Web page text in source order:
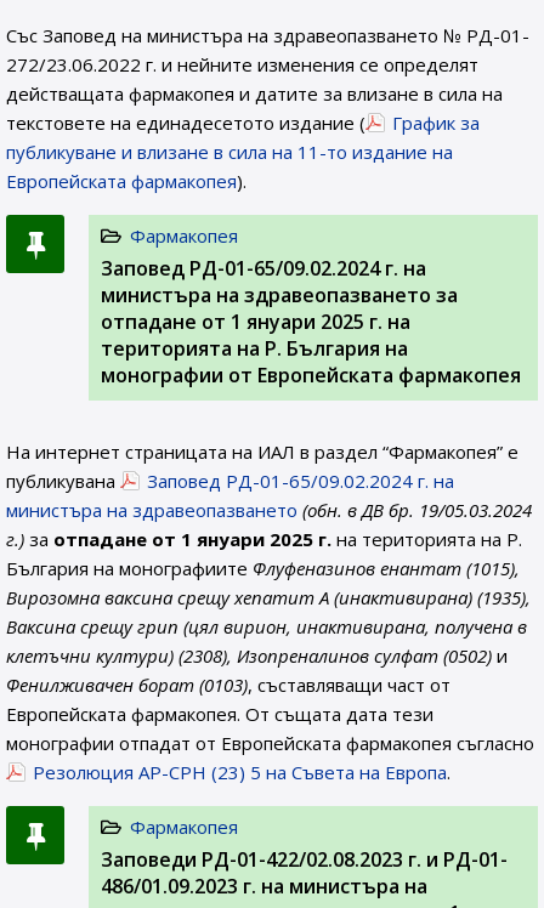
Със Заповед на министъра на здравеопазването № РД-01-
272/23.06.2022 г. и нейните изменения се определят
действащата фармакопея и датите за влизане в сила на
текстовете на единадесетото издание (
График за
публикуване и влизане в сила на 11-то издание на
Европейската фармакопея).
Фармакопея
Заповед РД-01-65/09.02.2024 г. на
министъра на здравеопазването за
отпадане от 1 януари 2025 г. на
територията на Р. България на
монографии от Европейската фармакопея
На интернет страницата на ИАЛ в раздел “Фармакопея” е
публикувана
Заповед РД-01-65/09.02.2024 г. на
министъра на здравеопазването (обн. в ДВ бр. 19/05.03.2024
г.) за отпадане от 1 януари 2025 г. на територията на Р.
България на монографиите Флуфеназинов енантат (1015),
Вирозомна ваксина срещу хепатит А (инактивирана) (1935),
Ваксина срещу грип (цял вирион, инактивирана, получена в
клетъчни култури) (2308), Изопреналинов сулфат (0502) и
Фенилживачен борат (0103), съставляващи част от
Европейската фармакопея. От същата дата тези
монографии отпадат от Европейската фармакопея съгласно
Резолюция AP-CPH (23) 5 на Съвета на Европа.
Фармакопея
Заповеди РД-01-422/02.08.2023 г. и РД-01-
486/01.09.2023 г. на министъра на